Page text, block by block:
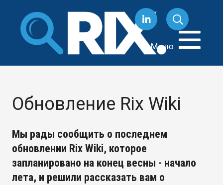
содержанию
Меню
Обновление Rix Wiki
Мы рады сообщить о последнем
обновлении Rix Wiki, которое
запланировано на конец весны - начало
лета, и решили рассказать вам о